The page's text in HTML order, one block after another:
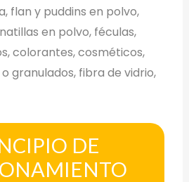
flan y puddins en polvo,
en polvo, féculas,
colorantes, cosméticos,
granulados, fibra de vidrio,
DE